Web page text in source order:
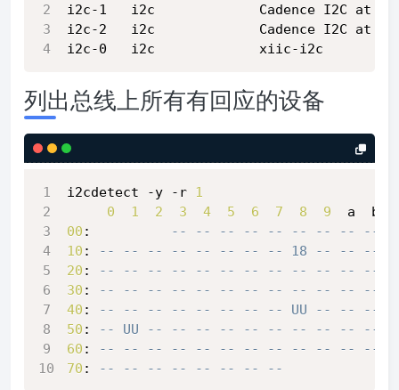
i2c-1   i2c             Cadence I2C at
i2c-2   i2c             Cadence I2C at
i2c-0   i2c             xiic-i2c
列出总线上所有有回应的设备
i2cdetect -y -r 1
0
1 2 3 4 5 6 7 8 9
a  b
00 :
-- -- -- -- -- -- -- -- --
10 :
-- -- -- -- -- -- -- -- 18 -- -- --
20 :
-- -- -- -- -- -- -- -- -- -- -- --
30 :
-- -- -- -- -- -- -- -- -- -- -- --
40 :
-- -- -- -- -- -- -- -- UU -- -- --
50 :
-- UU -- -- -- -- -- -- -- -- -- --
60 :
-- -- -- -- -- -- -- -- -- -- -- --
70 : -- -- -- -- -- -- -- --